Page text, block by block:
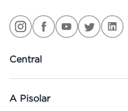
Central
A Pisolar